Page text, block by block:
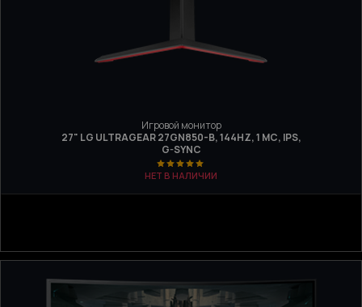
Игровой монитор
27" LG ULTRAGEAR 27GN850-B, 144HZ, 1 МС, IPS,
G-SYNC
НЕТ В НАЛИЧИИ